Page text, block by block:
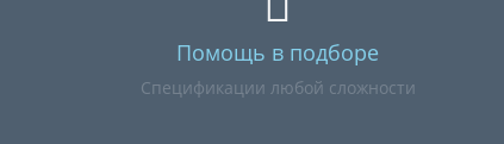
Помощь в подборе
Спецификации любой сложности